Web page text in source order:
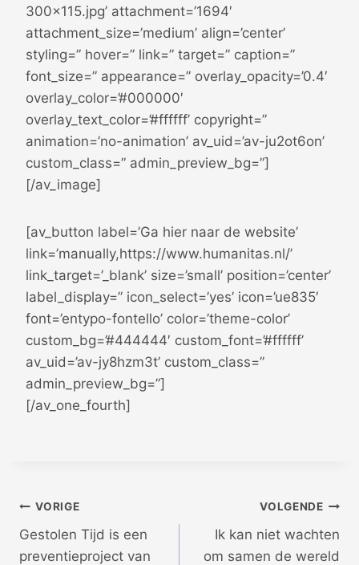
300×115.jpg’ attachment=’1694′
attachment_size=’medium’ align=’center’
styling=” hover=” link=” target=” caption=”
font_size=” appearance=” overlay_opacity=’0.4′
overlay_color=’#000000′
overlay_text_color=’#ffffff’ copyright=”
animation=’no-animation’ av_uid=’av-ju2ot6on’
custom_class=” admin_preview_bg=”]
[/av_image]
[av_button label=’Ga hier naar de website’
link=’manually,https://www.humanitas.nl/’
link_target=’_blank’ size=’small’ position=’center’
label_display=” icon_select=’yes’ icon=’ue835′
font=’entypo-fontello’ color=’theme-color’
custom_bg=’#444444′ custom_font=’#ffffff’
av_uid=’av-jy8hzm3t’ custom_class=”
admin_preview_bg=”]
[/av_one_fourth]
Bericht
navigatie
VORIGE
Gestolen Tijd is een
preventieproject van
VOLGENDE
Ik kan niet wachten
om samen de wereld